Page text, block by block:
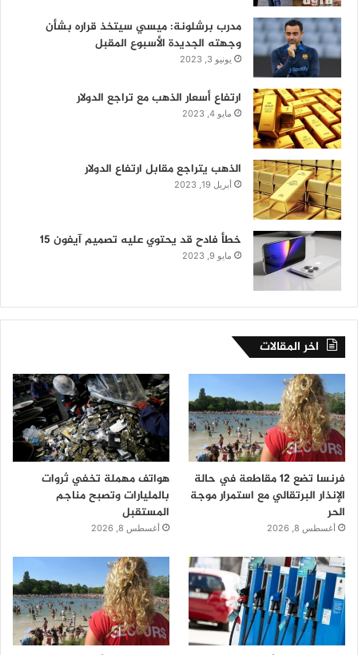
مدرب برشلونة: ميسي سيتخذ قراره بشأن
وجهته الجديدة الأسبوع المقبل
يونيو 3, 2023
ارتفاع أسعار الذهب مع تراجع الدولار
مايو 4, 2023
الذهب يتراجع مقابل ارتفاع الدولار
أبريل 19, 2023
خطأ فادح قد يحتوي عليه تصميم آيفون 15
مايو 9, 2023
اخر المقالات
فرنسا تضع 12 مقاطعة في حالة
الإنذار البرتقالي مع استمرار موجة
الحر
أغسطس 8, 2026
هواتف مهملة تخفي ثروات
بالمليارات وتصبح مناجم
المستقبل
أغسطس 8, 2026